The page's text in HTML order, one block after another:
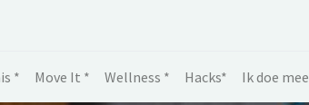
* Move It * Wellness * Hacks* Ik doe mee